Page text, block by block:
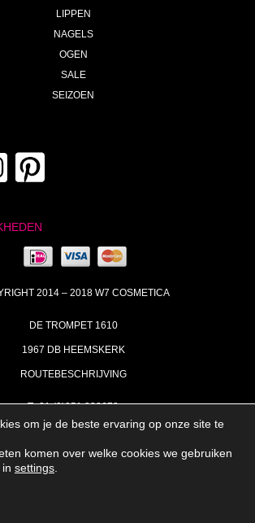
LIPPEN
NAGELS
OGEN
SALE
SEIZOEN
2014 – 2018 W7 COSMETICA
DE TROMPET 1610
1967 DB HEEMSKERK
ROUTEBESCHRIJVING
T+31 (0)251 238673
MA | DI | DO VAN 09:00 – 17:00
INFO@W7COSMETICA.NL
om je de beste ervaring op onze site te
komen over welke cookies we gebruiken
settings